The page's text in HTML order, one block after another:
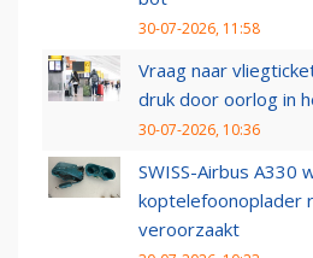
30-07-2026, 11:58
Vraag naar
druk door oorlog in
30-07-2026, 10:36
SWISS-Airbus A330
koptelefoonoplader
veroorzaakt